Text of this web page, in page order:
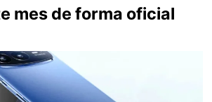
mes de forma oficial